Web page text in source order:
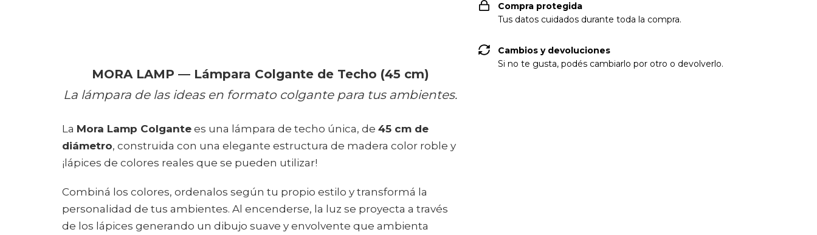
MORA LAMP — Lámpara Colgante de Techo (45 cm)
La lámpara de las ideas en formato colgante para tus ambientes.
La Mora Lamp Colgante es una lámpara de techo única, de 45 cm de
diámetro, construida con una elegante estructura de madera color roble y
¡lápices de colores reales que se pueden utilizar!
Combiná los colores, ordenalos según tu propio estilo y transformá la
personalidad de tus ambientes. Al encenderse, la luz se proyecta a través
de los lápices generando un dibujo suave y envolvente que ambienta
Compra protegida
Tus datos cuidados durante toda la compra.
Cambios y devoluciones
Si no te gusta, podés cambiarlo por otro o devolverlo.